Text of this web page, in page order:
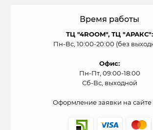
Время работы
ТЦ "4ROOM", ТЦ "АРАКС":
Пн-Вс, 10:00-20:00 (без
Офис:
Пн-Пт, 09:00-18:00
Сб-Вс, выходной
Оформление заявки на сайте